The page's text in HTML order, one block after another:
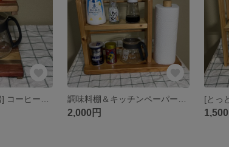
2,000円 1,500